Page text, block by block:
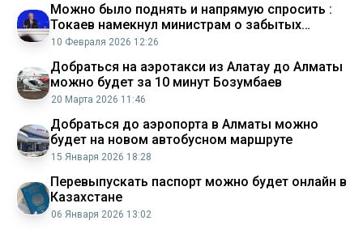
Можно было поднять и напрямую спросить :
Токаев намекнул министрам о забытых
традициях
10 Февраля 2026 12:26
Добраться на аэротакси из Алатау до Алматы
можно будет за 10 минут Бозумбаев
20 Марта 2026 11:46
Добраться до аэропорта в Алматы можно
будет на новом автобусном маршруте
15 Января 2026 18:28
Перевыпускать паспорт можно будет онлайн в
Казахстане
06 Января 2026 13:02